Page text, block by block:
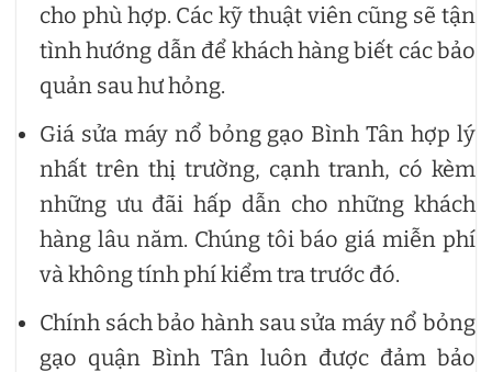
cho phù hợp. Các kỹ thuật viên cũng sẽ tận
tình hướng dẫn để khách hàng biết các bảo
quản sau hư hỏng.
Giá sửa máy nổ bỏng gạo Bình Tân hợp lý
nhất trên thị trường, cạnh tranh, có kèm
những ưu đãi hấp dẫn cho những khách
hàng lâu năm. Chúng tôi báo giá miễn phí
và không tính phí kiểm tra trước đó.
Chính sách bảo hành sau sửa máy nổ bỏng
gạo quận Bình Tân luôn được đảm bảo